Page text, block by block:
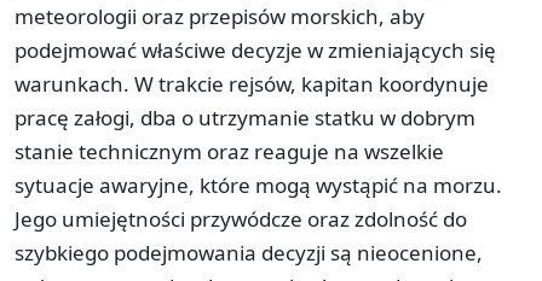
meteorologii oraz przepisów morskich, aby
podejmować właściwe decyzje w zmieniających się
warunkach. W trakcie rejsów, kapitan koordynuje
pracę załogi, dba o utrzymanie statku w dobrym
stanie technicznym oraz reaguje na wszelkie
sytuacje awaryjne, które mogą wystąpić na morzu.
Jego umiejętności przywódcze oraz zdolność do
szybkiego podejmowania decyzji są nieocenione,